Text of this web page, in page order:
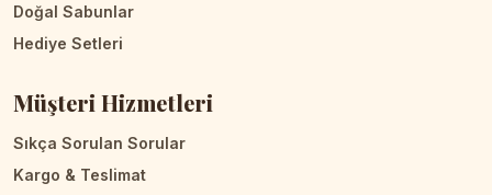
Doğal Sabunlar
Hediye Setleri
Müşteri Hizmetleri
Sıkça Sorulan Sorular
Kargo & Teslimat